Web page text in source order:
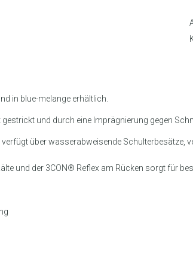
in blue-melange erhältlich.
und durch eine Imprägnierung gegen
über wasserabweisende Schulterbesätze,
und der 3CON® Reflex am Rücken sorgt für